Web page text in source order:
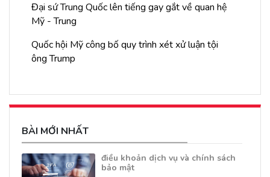
Đại sứ Trung Quốc lên tiếng gay gắt về quan hệ
Mỹ - Trung
Quốc hội Mỹ công bố quy trình xét xử luận tội
ông Trump
BÀI MỚI NHẤT
điều khoản dịch vụ và chính sách
bảo mật